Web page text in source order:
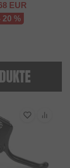
EUR
20 %